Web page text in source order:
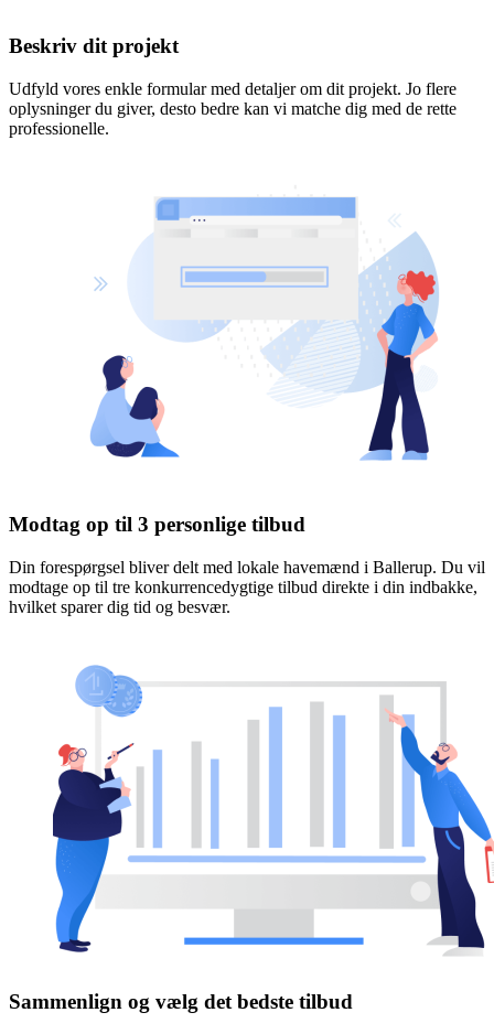
Beskriv dit projekt
Udfyld vores enkle formular med detaljer om dit projekt. Jo flere
oplysninger du giver, desto bedre kan vi matche dig med de rette
professionelle.
Modtag op til 3 personlige tilbud
Din forespørgsel bliver delt med lokale havemænd i Ballerup. Du vil
modtage op til tre konkurrencedygtige tilbud direkte i din indbakke,
hvilket sparer dig tid og besvær.
Sammenlign og vælg det bedste tilbud